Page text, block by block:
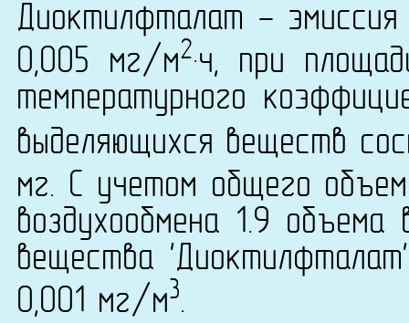
Диоктилфталат - эмиссия
0,005 мг/м2·ч, при
температурного
выделяющихся веществ
мг. С учетом общего
воздухообмена 1.9
вещества
0,001 мг/м3.